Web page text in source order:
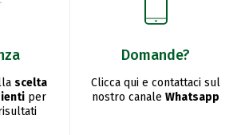
scelta
per
Domande?
Clicca qui e contattaci sul
nostro canale Whatsapp